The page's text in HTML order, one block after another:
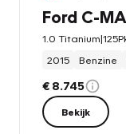
Ford C-
1.0
2015
Benzine
€ 8.745
Bekijk